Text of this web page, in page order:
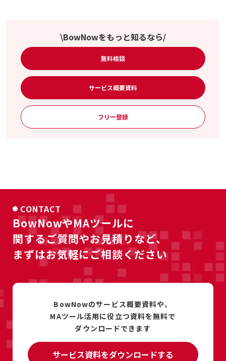
\BowNowをもっと知るなら/
無料相談
サービス概要資料
フリー登録
CONTACT
BowNowやMAツールに
関するご質問やお見積りなど、
まずはお気軽にご相談ください
BowNowのサービス概要資料や、
MAツール活用に役立つ資料を無料で
ダウンロードできます
サービス資料をダウンロードする